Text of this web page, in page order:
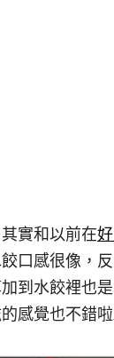
實和以前在
口感很像，
到水餃裡也
感覺也不錯啦